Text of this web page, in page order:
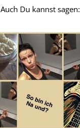
Auch Du kannst sagen: